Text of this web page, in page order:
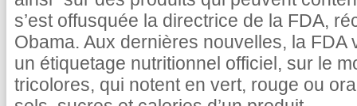
s’est offusquée la directrice de la FDA,
Obama. Aux dernières nouvelles, la
un étiquetage nutritionnel officiel, sur le
tricolores, qui notent en vert, rouge ou